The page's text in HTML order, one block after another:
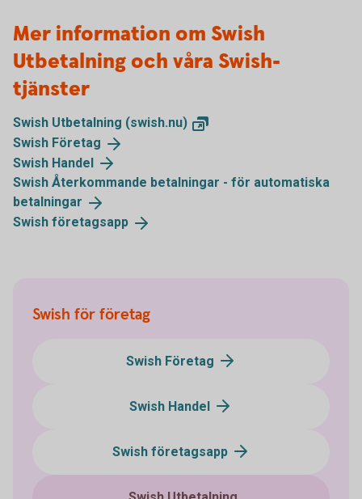
Mer information om Swish
Utbetalning och våra Swish-
tjänster
Swish Utbetalning (swish.nu)
Swish Företag
Swish Handel
Swish Återkommande betalningar - för automatiska
betalningar
Swish företagsapp
Swish för företag
Swish Företag
Swish Handel
Swish företagsapp